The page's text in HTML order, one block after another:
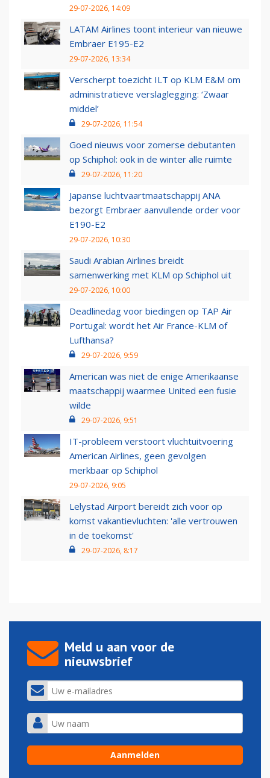
29-07-2026, 14:09
LATAM Airlines toont interieur van nieuwe
Embraer E195-E2
29-07-2026, 13:34
Verscherpt toezicht ILT op KLM E&M om
administratieve verslaglegging: ‘Zwaar
middel’
29-07-2026, 11:54
Goed nieuws voor zomerse debutanten
op Schiphol: ook in de winter alle ruimte
29-07-2026, 11:20
Japanse luchtvaartmaatschappij ANA
bezorgt Embraer aanvullende order voor
E190-E2
29-07-2026, 10:30
Saudi Arabian Airlines breidt
samenwerking met KLM op Schiphol uit
29-07-2026, 10:00
Deadlinedag voor biedingen op TAP Air
Portugal: wordt het Air France-KLM of
Lufthansa?
29-07-2026, 9:59
American was niet de enige Amerikaanse
maatschappij waarmee United een fusie
wilde
29-07-2026, 9:51
IT-probleem verstoort vluchtuitvoering
American Airlines, geen gevolgen
merkbaar op Schiphol
29-07-2026, 9:05
Lelystad Airport bereidt zich voor op
komst vakantievluchten: 'alle vertrouwen
in de toekomst'
29-07-2026, 8:17
Meld u aan voor de
nieuwsbrief